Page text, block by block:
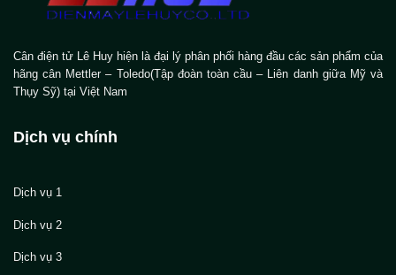
Cân điện tử Lê Huy hiện là đại lý phân phối hàng đầu các sản phẩm của
hãng cân Mettler – Toledo(Tập đoàn toàn cầu – Liên danh giữa Mỹ và
Thụy Sỹ) tại Việt Nam
Dịch vụ chính
Dịch vụ 1
Dịch vụ 2
Dịch vụ 3